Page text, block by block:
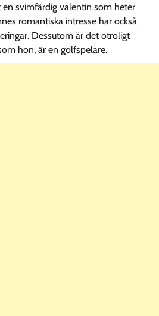
en svimfärdig valentin som heter
romantiska intresse har också
Dessutom är det otroligt
hon, är en golfspelare.